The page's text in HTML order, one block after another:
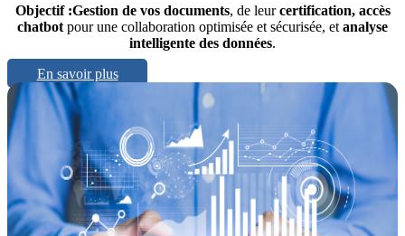
Objectif :Gestion de vos documents, de leurcertification, accès
chatbot pour une collaboration optimisée et sécurisée, et analyse
intelligente des données.
En savoir plus